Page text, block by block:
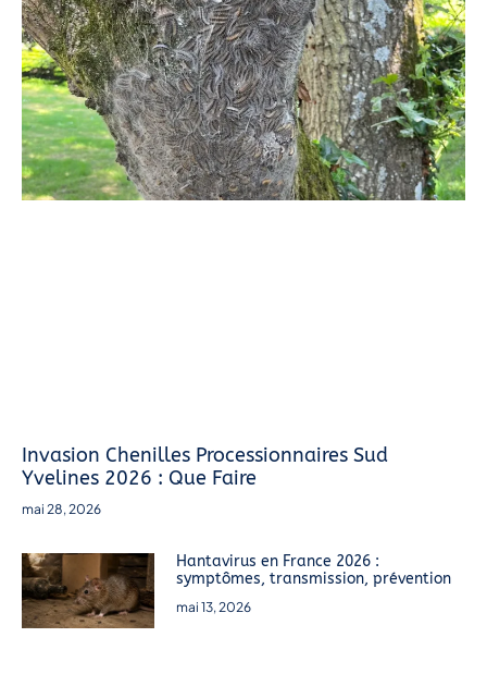
Invasion Chenilles Processionnaires Sud
Yvelines 2026 : Que Faire
mai 28, 2026
Hantavirus en France 2026 :
symptômes, transmission, prévention
mai 13, 2026